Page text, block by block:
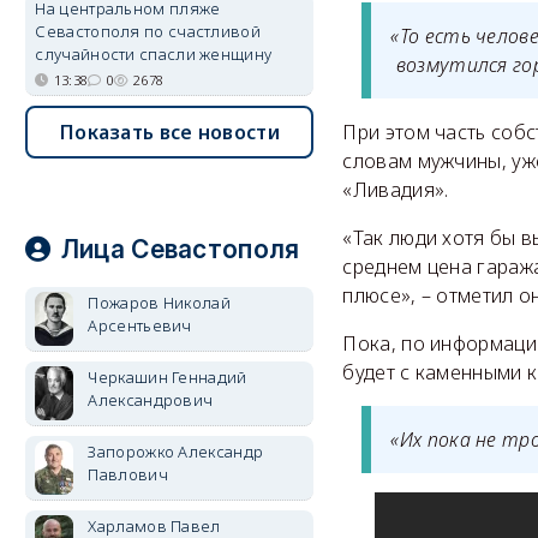
«То есть
возмутился
При этом часть
словам мужчины,
«Ливадия».
«Так люди хотя бы
среднем цена
плюсе», – отметил
Пока, по
будет с каменными
«Их пока не
На центральном пляже
Севастополя по счастливой
случайности спасли женщину
13:38 0 2678
Показать все новости
Лица Севастополя
Пожаров Николай
Арсентьевич
Черкашин Геннадий
Александрович
Запорожко Александр
Павлович
Харламов Павел